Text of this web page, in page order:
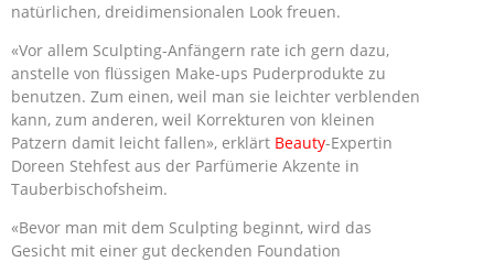
natürlichen, dreidimensionalen Look freuen.
«Vor allem Sculpting-Anfängern rate ich gern dazu,
anstelle von flüssigen Make-ups Puderprodukte zu
benutzen. Zum einen, weil man sie leichter verblenden
kann, zum anderen, weil Korrekturen von kleinen
Patzern damit leicht fallen», erklärt Beauty-Expertin
Doreen Stehfest aus der Parfümerie Akzente in
Tauberbischofsheim.
«Bevor man mit dem Sculpting beginnt, wird das
Gesicht mit einer gut deckenden Foundation